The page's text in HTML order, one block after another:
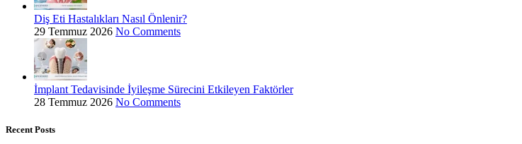
Diş Eti Hastalıkları Nasıl Önlenir?
29 Temmuz 2026 No Comments
İmplant Tedavisinde İyileşme Sürecini Etkileyen Faktörler
28 Temmuz 2026 No Comments
Recent Posts